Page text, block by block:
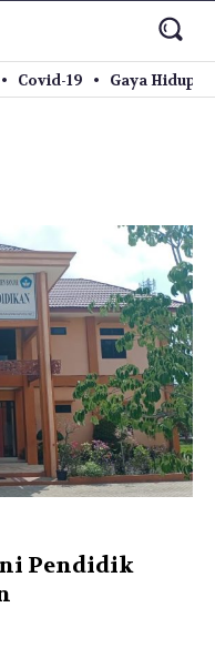
Covid-19 Gaya Hidup
Pendidik